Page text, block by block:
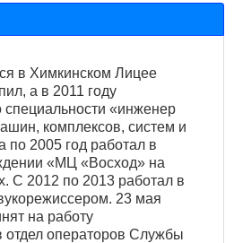
в Химкинском Лицее
а в 2011 году
«инженер
комплексов, систем и
по 2005 год работал в
«МЦ «Восход» на
С 2012 по 2013 работал в
23 мая
на работу
отдел операторов Службы